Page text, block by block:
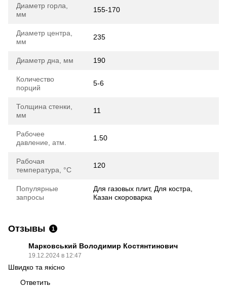
Диаметр горла,
мм
155-170
Диаметр центра,
мм
235
Диаметр дна, мм 190
Количество
порций
5-6
Толщина стенки,
мм
11
Рабочее
давление, атм.
1.50
Рабочая
температура, °C
120
Популярные
запросы
Для газовых плит, Для костра,
Казан скороварка
Отзывы 1
Марковський Володимир Костянтинович
19.12.2024 в 12:47
Швидко та якісно
Ответить